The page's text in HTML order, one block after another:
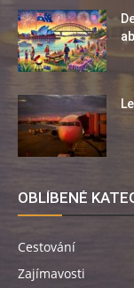
OBLÍBENÉ
Cestování
Zajímavosti